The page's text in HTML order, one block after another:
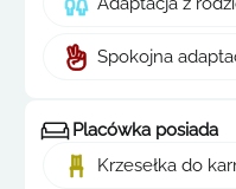
Spokojna
Placówka posiada
Krzesełka do